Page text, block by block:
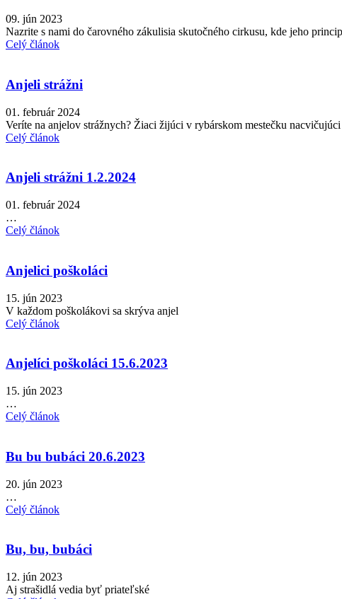
09. jún 2023
Nazrite s nami do čarovného zákulisia skutočného cirkusu, kde jeho
Celý článok
Anjeli strážni
01. február 2024
Veríte na anjelov strážnych? Žiaci žijúci v rybárskom mestečku
Celý článok
Anjeli strážni 1.2.2024
01. február 2024
…
Celý článok
Anjelici poškoláci
15. jún 2023
V každom poškolákovi sa skrýva anjel
Celý článok
Anjelíci poškoláci 15.6.2023
15. jún 2023
…
Celý článok
Bu bu bubáci 20.6.2023
20. jún 2023
…
Celý článok
Bu, bu, bubáci
12. jún 2023
Aj strašidlá vedia byť priateľské